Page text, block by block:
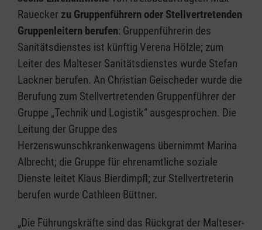
Rauecker zu Gruppenführern oder Stellvertretenden
Gruppenleitern berufen: Gruppenführerin des
Sanitätsdienstes ist künftig Verena Hölzle; zum
Leiter des Malteser Sanitätsdienstes wurde Stefan
Lackner berufen. An Christian Geischeder wurde die
Berufung zum Stellvertretenden Gruppenführer der
Gruppe „Technik und Logistik“ ausgesprochen. Die
Leitung der Gruppe des
Herzenswunschkrankenwagens übernimmt Marina
Albrecht; die Gruppe für ehrenamtliche soziale
Dienste leitet Klaus Bierdimpfl; zur Stellvertreterin
berufen wurde Cathleen Büttner.
„Die Führungskräfte sind das Rückgrat der Malteser-